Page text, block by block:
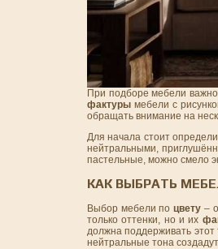
При подборе мебели
фактуры мебели с
обращать внимание на
Для начала стоит
нейтральными,
пастельные, можно смело
КАК ВЫБРАТЬ
Выбор мебели поцвету –
только оттенки, но и их
должна поддерживать этот
нейтральные тона